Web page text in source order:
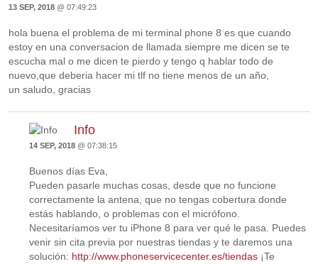
13 SEP, 2018@ 07:49:23
hola buena el problema de mi terminal phone 8 es que cuando
estoy en una conversacion de llamada siempre me dicen se te
escucha mal o me dicen te pierdo y tengo q hablar todo de
nuevo,que deberia hacer mi tlf no tiene menos de un año,
un saludo, gracias
Info
14 SEP, 2018 @ 07:38:15
Buenos días Eva,
Pueden pasarle muchas cosas, desde que no funcione
correctamente la antena, que no tengas cobertura donde
estás hablando, o problemas con el micrófono.
Necesitaríamos ver tu iPhone 8 para ver qué le pasa. Puedes
venir sin cita previa por nuestras tiendas y te daremos una
solución: http://www.phoneservicecenter.es/tiendas ¡Te